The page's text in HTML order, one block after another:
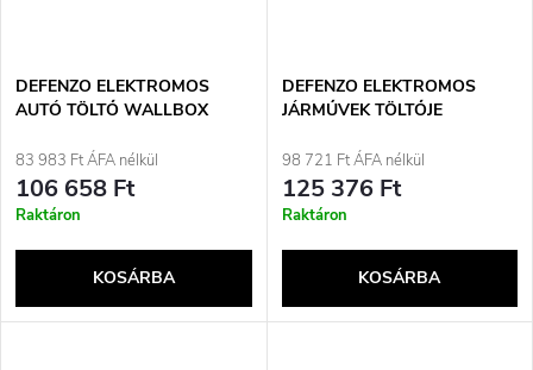
DEFENZO ELEKTROMOS
AUTÓ TÖLTŐ WALLBOX
83 983 Ft ÁFA nélkül
106 658 Ft
Raktáron
KOSÁRBA
DEFENZO ELEKTROMOS
JÁRMŰVEK TÖLTŐJE
98 721 Ft ÁFA nélkül
125 376 Ft
Raktáron
KOSÁRBA